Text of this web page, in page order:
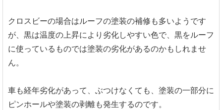
クロスビーの場合はルーフの塗装の補修も多いようです
が、黒は温度の上昇により劣化しやすい色で、黒をルーフ
に使っているものでは塗装の劣化があるのかもしれませ
ん。
車も経年劣化があって、ぶつけなくても、塗装の一部分に
ピンホールや塗装の剥離も発生するのです。